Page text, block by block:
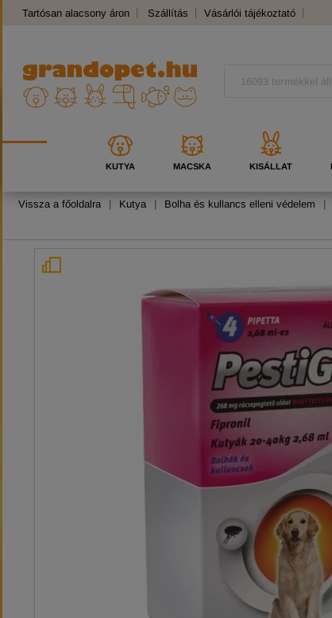
Tartósan alacsony áron Szállítás Vásárlói tájékoztató
KUTYA MACSKA KISÁLLAT
Vissza a főoldalra | Kutya | Bolha és kullancs elleni védelem |